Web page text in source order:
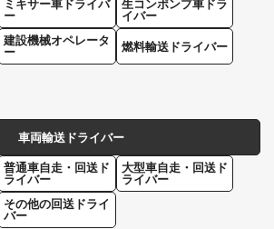
ミキサー車ドライバ
ー
生コンポンプ車ドラ
イバー
建設機械オペレータ
ー
燃料輸送ドライバー
車両輸送ドライバー
普通車自走・回送ド
ライバー
大型車自走・回送ド
ライバー
その他の回送ドライ
バー